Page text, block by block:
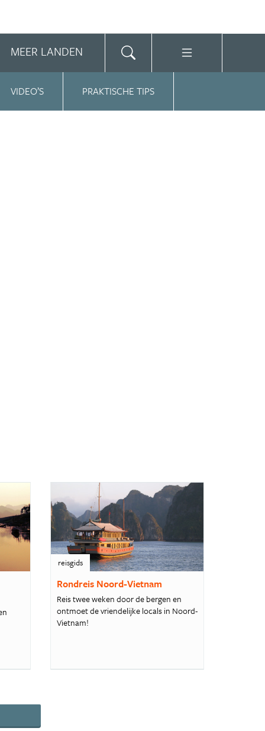
MEER LANDEN
VIDEO’S PRAKTISCHE TIPS
reisgids
Rondreis Noord-Vietnam
Reis twee weken door de bergen en
ontmoet de vriendelijke locals in Noord-
Vietnam!